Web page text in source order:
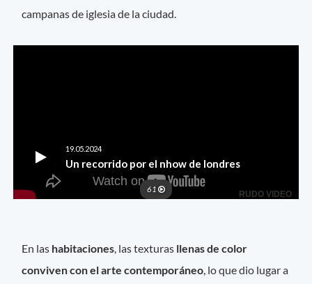
campanas de iglesia de la ciudad.
En las habitaciones, las texturas llenas de color
conviven con el arte contemporáneo, lo que dio lugar a